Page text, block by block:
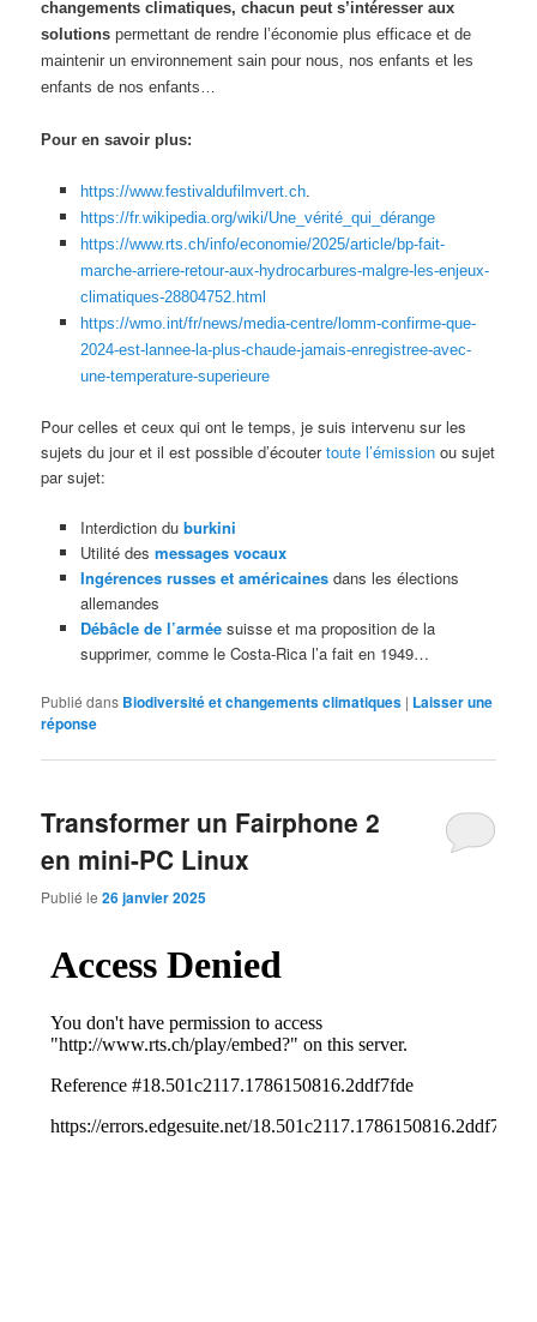
changements climatiques, chacun peut s’intéresser aux
solutions permettant de rendre l’économie plus efficace et de
maintenir un environnement sain pour nous, nos enfants et les
enfants de nos enfants…
Pour en savoir plus:
https://www.festivaldufilmvert.ch.
https://fr.wikipedia.org/wiki/Une_vérité_qui_dérange
https://www.rts.ch/info/economie/2025/article/bp-fait-
marche-arriere-retour-aux-hydrocarbures-malgre-les-enjeux-
climatiques-28804752.html
https://wmo.int/fr/news/media-centre/lomm-confirme-que-
2024-est-lannee-la-plus-chaude-jamais-enregistree-avec-
une-temperature-superieure
Pour celles et ceux qui ont le temps, je suis intervenu sur les
sujets du jour et il est possible d’écoutertoute l’émission ou sujet
par sujet:
Interdiction du burkini
Utilité des messages vocaux
Ingérences russes et américainesdans les élections
allemandes
Débâcle de l’arméesuisse et ma proposition de la
supprimer, comme le Costa-Rica l’a fait en 1949…
Publié dans Biodiversité et changements climatiques | Laisser une
réponse
Transformer un Fairphone 2
en mini-PC Linux
Publié le26 janvier 2025